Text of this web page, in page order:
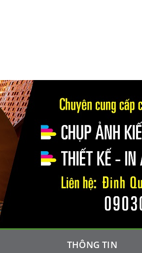
THÔNG TIN